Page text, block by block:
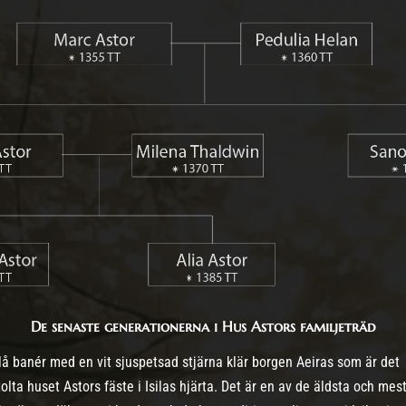
De senaste generationerna i Hus Astors familjeträd
banér med en vit sjuspetsad stjärna klär borgen Aeiras som är det
huset Astors fäste i Isilas hjärta. Det är en av de äldsta och mest